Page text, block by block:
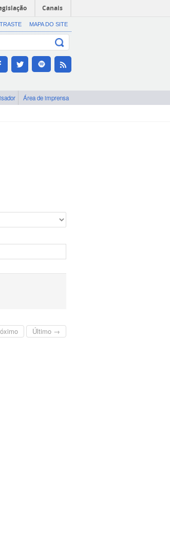
Canais
MAPA DO SITE
Área de imprensa
Último →